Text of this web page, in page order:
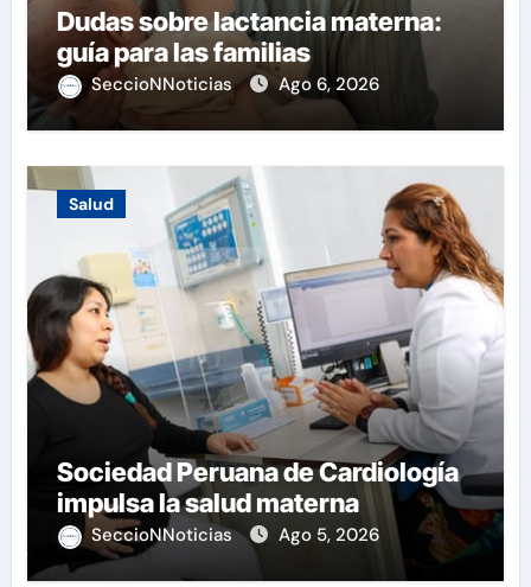
Dudas sobre lactancia materna:
guía para las familias
SeccioNNoticias Ago 6, 2026
Salud
Sociedad Peruana de Cardiología
impulsa la salud materna
SeccioNNoticias Ago 5, 2026